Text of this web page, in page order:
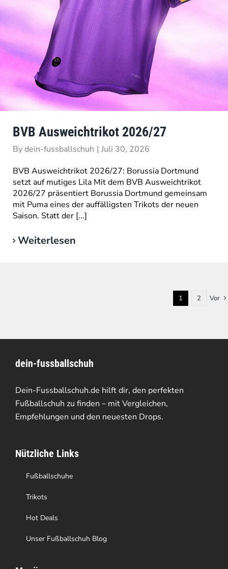
BVB Ausweichtrikot 2026/27
Bydein-fussballschuh | Juli 30, 2026
BVB Ausweichtrikot 2026/27: Borussia Dortmund
setzt auf mutiges Lila Mit dem BVB Ausweichtrikot
2026/27 präsentiert Borussia Dortmund gemeinsam
mit Puma eines der auffälligsten Trikots der neuen
Saison. Statt der [...]
Weiterlesen
1 2 Vor
dein-fussballschuh
Dein-Fussballschuh.de hilft dir, den perfekten
Fußballschuh zu finden – mit Vergleichen,
Empfehlungen und den neuesten Drops.
Nützliche Links
Fußballschuhe
Trikots
Hot Deals
Unser Fußballschuh Blog